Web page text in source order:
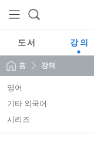
도 서 강 의
홈 강의
영어
기타 외국어
시리즈